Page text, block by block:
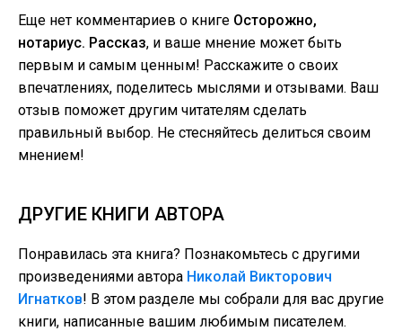
Еще нет комментариев о книге Осторожно,
нотариус. Рассказ, и ваше мнение может быть
первым и самым ценным! Расскажите о своих
впечатлениях, поделитесь мыслями и отзывами. Ваш
отзыв поможет другим читателям сделать
правильный выбор. Не стесняйтесь делиться своим
мнением!
ДРУГИЕ КНИГИ АВТОРА
Понравилась эта книга? Познакомьтесь с другими
произведениями автора Николай Викторович
Игнатков! В этом разделе мы собрали для вас другие
книги, написанные вашим любимым писателем.